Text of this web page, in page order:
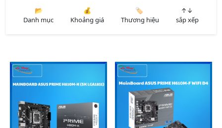
📂
Danh mục
💰
Khoảng giá
🏷️
Thương hiệu
↑↓
sắp xếp